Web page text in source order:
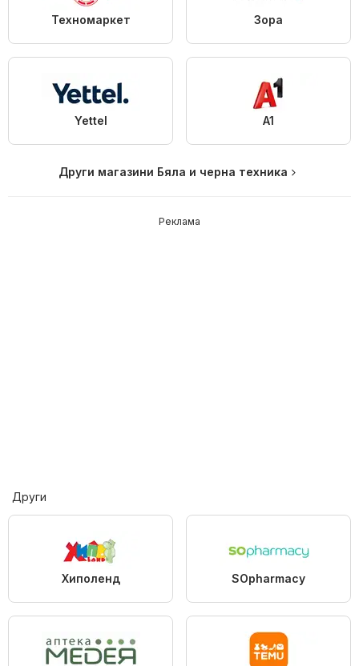
Техномаркет Зора
Yettel A1
Други магазини Бяла и черна техника
Реклама
Други
Хиполенд SOpharmacy